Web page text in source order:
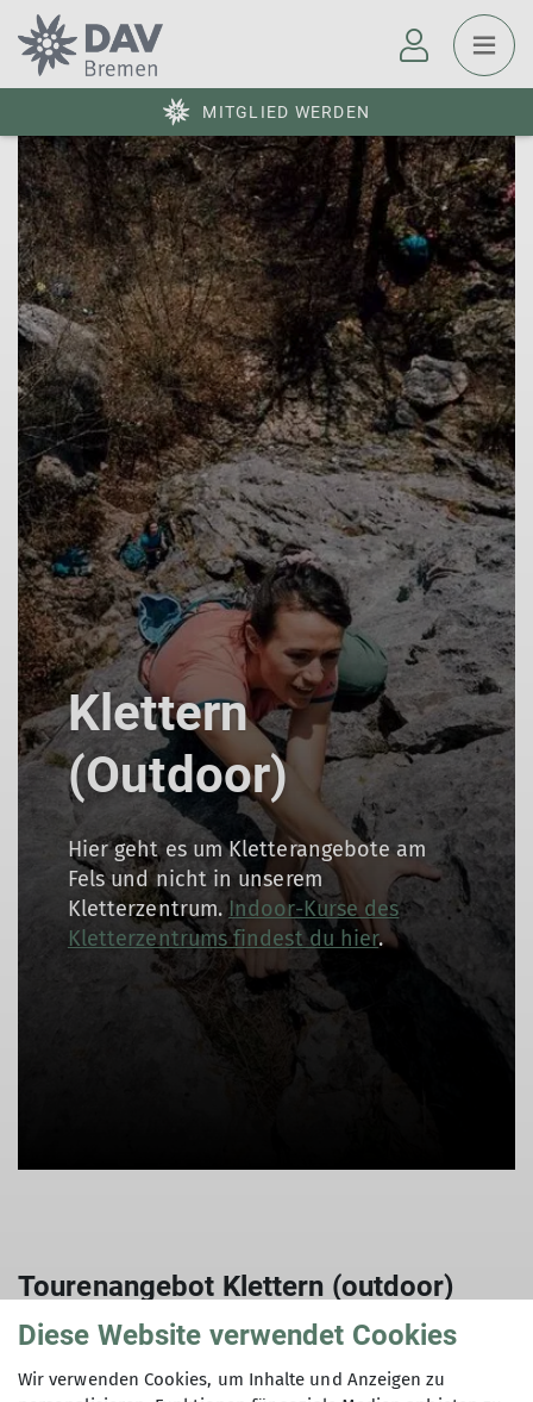
MITGLIED WERDEN
Klettern
(Outdoor)
Hier geht es um Kletterangebote am
Fels und nicht in unserem
Kletterzentrum. Indoor-Kurse des
Kletterzentrums findest du hier.
Tourenangebot Klettern (outdoor)
Diese Website verwendet Cookies
Wir verwenden Cookies, um Inhalte und Anzeigen zu